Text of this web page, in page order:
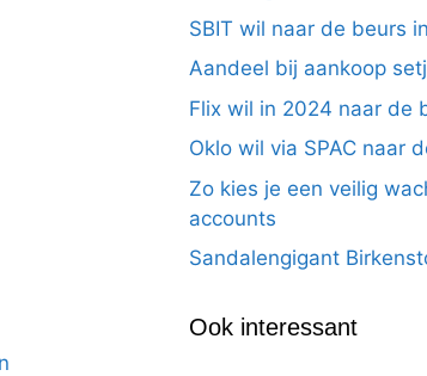
SBIT wil naar de beurs
Aandeel bij aankoop
Flix wil in 2024 naar de
Oklo wil via SPAC naar
Zo kies je een veilig
accounts
Sandalengigant
Ook interessant